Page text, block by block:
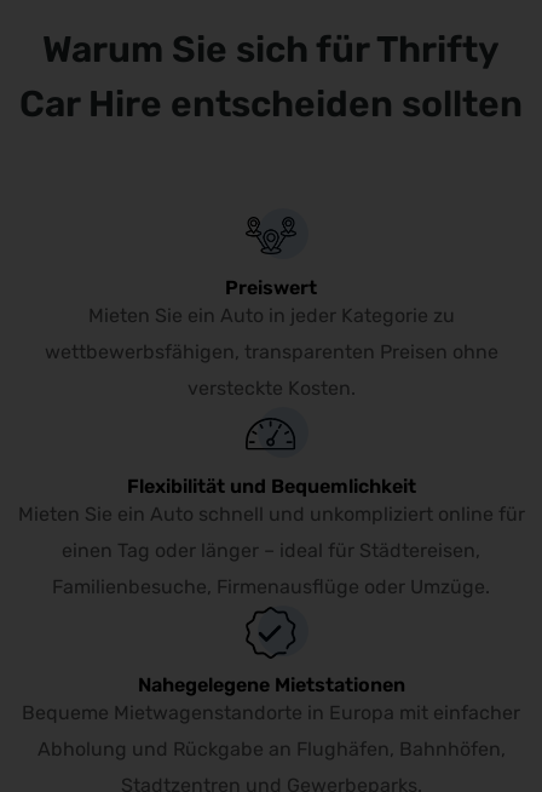
Warum Sie sich für Thrifty
Car Hire entscheiden sollten
Preiswert
Mieten Sie ein Auto in jeder Kategorie zu
wettbewerbsfähigen, transparenten Preisen ohne
versteckte Kosten.
Flexibilität und Bequemlichkeit
Mieten Sie ein Auto schnell und unkompliziert online für
einen Tag oder länger – ideal für Städtereisen,
Familienbesuche, Firmenausflüge oder Umzüge.
Nahegelegene Mietstationen
Bequeme Mietwagenstandorte in Europa mit einfacher
Abholung und Rückgabe an Flughäfen, Bahnhöfen,
Stadtzentren und Gewerbeparks.